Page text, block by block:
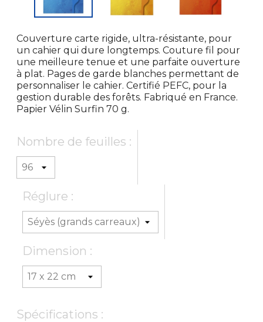
Couverture carte rigide, ultra-résistante, pour
un cahier qui dure longtemps. Couture fil pour
une meilleure tenue et une parfaite ouverture
à plat. Pages de garde blanches permettant de
personnaliser le cahier. Certifié PEFC, pour la
gestion durable des forêts. Fabriqué en France.
Papier Vélin Surfin 70 g.
Nombre de feuilles :
Réglure :
Dimension :
Spécifications :